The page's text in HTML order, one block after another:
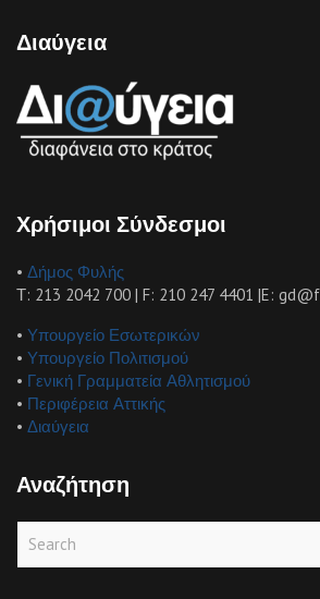
Διαύγεια
Χρήσιμοι Σύνδεσμοι
• Δήμος Φυλής
Τ: 213 2042 700 | F: 210 247 4401 |E:
• Υπουργείο Εσωτερικών
• Υπουργείο Πολιτισμού
• Γενική Γραμματεία Αθλητισμού
• Περιφέρεια Αττικής
• Διαύγεια
Αναζήτηση